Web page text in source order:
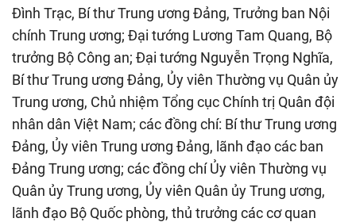
Đình Trạc, Bí thư Trung ương Đảng, Trưởng ban Nội
chính Trung ương; Đại tướng Lương Tam Quang, Bộ
trưởng Bộ Công an; Đại tướng Nguyễn Trọng Nghĩa,
Bí thư Trung ương Đảng, Ủy viên Thường vụ Quân ủy
Trung ương, Chủ nhiệm Tổng cục Chính trị Quân đội
nhân dân Việt Nam; các đồng chí: Bí thư Trung ương
Đảng, Ủy viên Trung ương Đảng, lãnh đạo các ban
Đảng Trung ương; các đồng chí Ủy viên Thường vụ
Quân ủy Trung ương, Ủy viên Quân ủy Trung ương,
lãnh đạo Bộ Quốc phòng, thủ trưởng các cơ quan